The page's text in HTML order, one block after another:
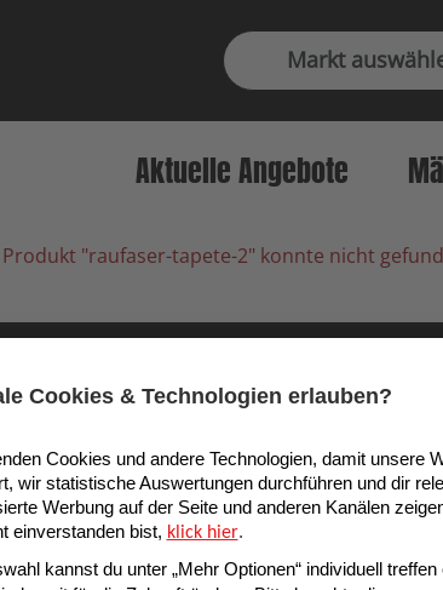
Markt
Aktuelle Angebote
Produkt "raufaser-tapete-2" konnte nicht
Köln, Deutschland